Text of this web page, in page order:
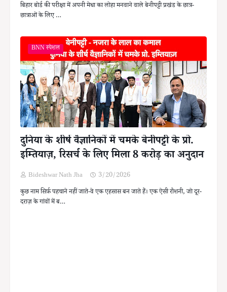
बिहार बोर्ड की परीक्षा में अपनी मेधा का लोहा मनवाने वाले बेनीपट्टी प्रखंड के छात्र-
छात्राओं के लिए …
BNN स्पेशल
दुनिया के शीर्ष वैज्ञानिकों में चमके बेनीपट्टी के प्रो.
इम्तियाज़, रिसर्च के लिए मिला 8 करोड़ का अनुदान
Bideshwar Nath Jha
3/20/2026
कुछ नाम सिर्फ़ पहचाने नहीं जाते-वे एक एहसास बन जाते हैं। एक ऐसी रौशनी, जो दूर-
दराज़ के गांवों में ब…